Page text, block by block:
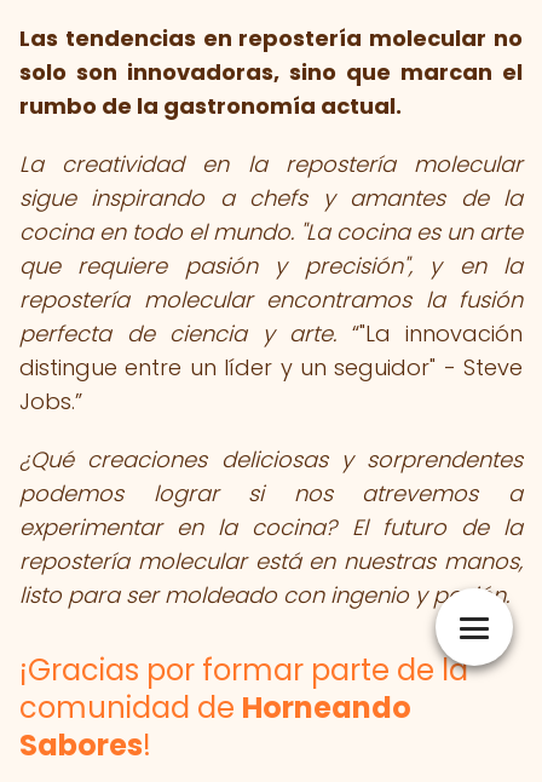
Las tendencias en repostería molecular no
solo son innovadoras, sino que marcan el
rumbo de la gastronomía actual.
La creatividad en la repostería molecular
sigue inspirando a chefs y amantes de la
cocina en todo el mundo. "La cocina es un arte
que requiere pasión y precisión", y en la
repostería molecular encontramos la fusión
perfecta de ciencia y arte.
"La innovación
distingue entre un líder y un seguidor" - Steve
Jobs.
¿Qué creaciones deliciosas y sorprendentes
podemos lograr si nos atrevemos a
experimentar en la cocina? El futuro de la
repostería molecular está en nuestras manos,
listo para ser moldeado con ingenio y pasión.
¡Gracias por formar parte de la
comunidad de Horneando
Sabores!